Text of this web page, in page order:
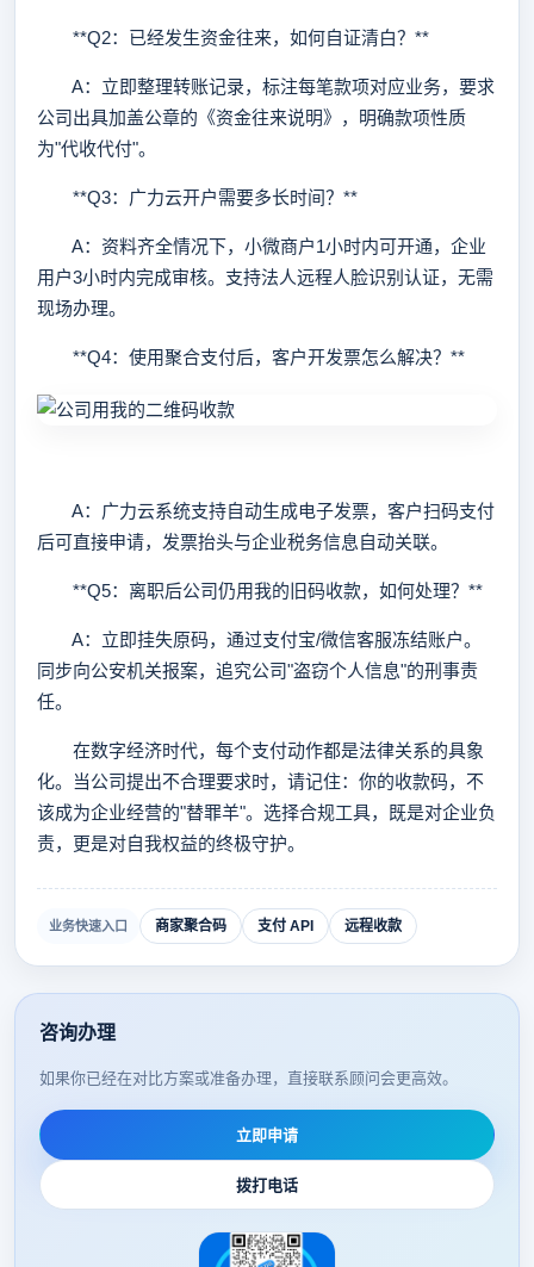
**Q2：已经发生资金往来，如何自证清白？**
A：立即整理转账记录，标注每笔款项对应业务，要求
公司出具加盖公章的《资金往来说明》，明确款项性质
为"代收代付"。
**Q3：广力云开户需要多长时间？**
A：资料齐全情况下，小微商户1小时内可开通，企业
用户3小时内完成审核。支持法人远程人脸识别认证，无需
现场办理。
**Q4：使用聚合支付后，客户开发票怎么解决？**
A：广力云系统支持自动生成电子发票，客户扫码支付
后可直接申请，发票抬头与企业税务信息自动关联。
**Q5：离职后公司仍用我的旧码收款，如何处理？**
A：立即挂失原码，通过支付宝/微信客服冻结账户。
同步向公安机关报案，追究公司"盗窃个人信息"的刑事责
任。
在数字经济时代，每个支付动作都是法律关系的具象
化。当公司提出不合理要求时，请记住：你的收款码，不
该成为企业经营的"替罪羊"。选择合规工具，既是对企业负
责，更是对自我权益的终极守护。
业务快速入口 商家聚合码 支付 API 远程收款
咨询办理
如果你已经在对比方案或准备办理，直接联系顾问会更高效。
立即申请
拨打电话